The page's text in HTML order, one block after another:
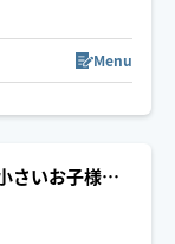
ットでご連絡
Menu
さいお子様の